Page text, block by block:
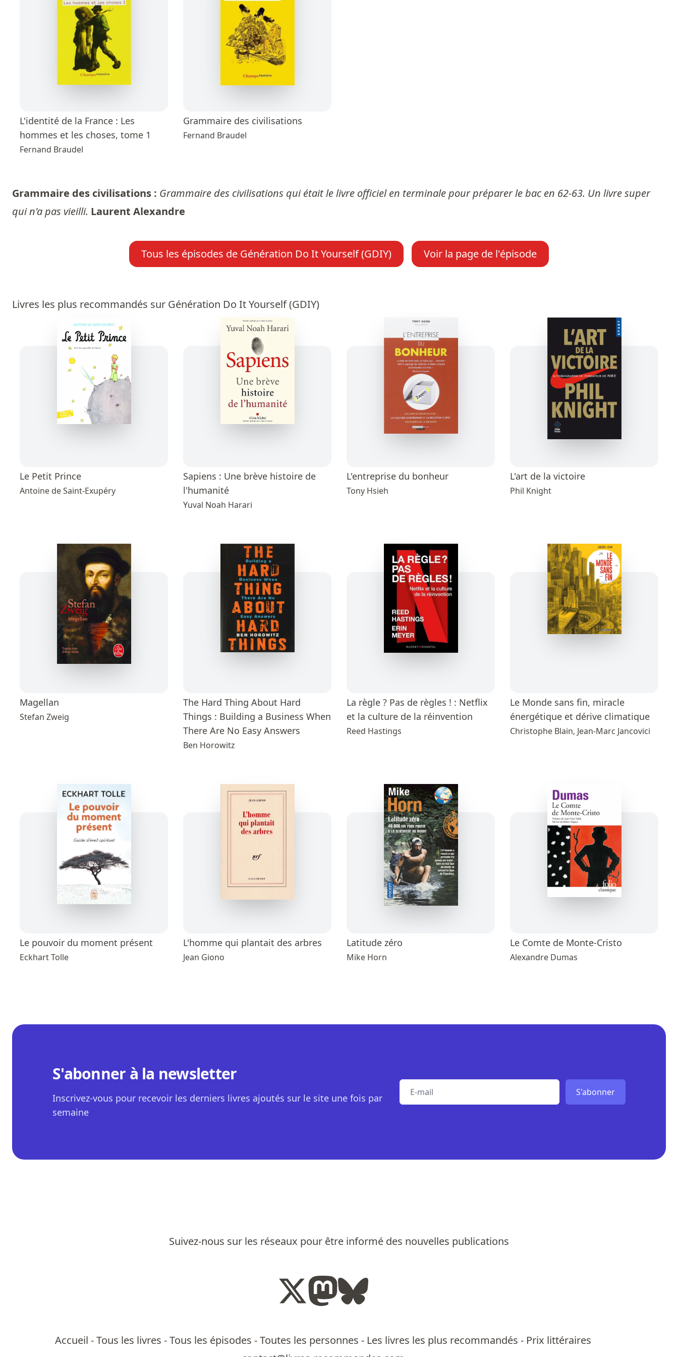
L'identité de la France : Les
hommes et les choses, tome 1
Fernand Braudel
Grammaire des civilisations
Fernand Braudel
Grammaire des civilisations : Grammaire des civilisations qui était le livre officiel en terminale pour préparer le bac en 62-63. Un livre super
qui n'a pas vieilli. Laurent Alexandre
Tous les épisodes de Génération Do It Yourself (GDIY) Voir la page de l'épisode
Livres les plus recommandés sur Génération Do It Yourself (GDIY)
Le Petit Prince
Antoine de Saint-Exupéry
Sapiens : Une brève histoire de
l'humanité
Yuval Noah Harari
L'entreprise du bonheur
Tony Hsieh
L'art de la victoire
Phil Knight
Magellan
Stefan Zweig
The Hard Thing About Hard
Things : Building a Business When
There Are No Easy Answers
Ben Horowitz
La règle ? Pas de règles ! : Netflix
et la culture de la réinvention
Reed Hastings
Le Monde sans fin, miracle
énergétique et dérive climatique
Christophe Blain, Jean-Marc Jancovici
Le pouvoir du moment présent
Eckhart Tolle
L'homme qui plantait des arbres
Jean Giono
Latitude zéro
Mike Horn
Le Comte de Monte-Cristo
Alexandre Dumas
S'abonner à la newsletter
Inscrivez-vous pour recevoir les derniers livres ajoutés sur le site une fois par
semaine
E-mail S'abonner
Suivez-nous sur les réseaux pour être informé des nouvelles publications
Accueil -Tous les livres -Tous les épisodes -Toutes les personnes - Les livres les plus recommandés - Prix littéraires